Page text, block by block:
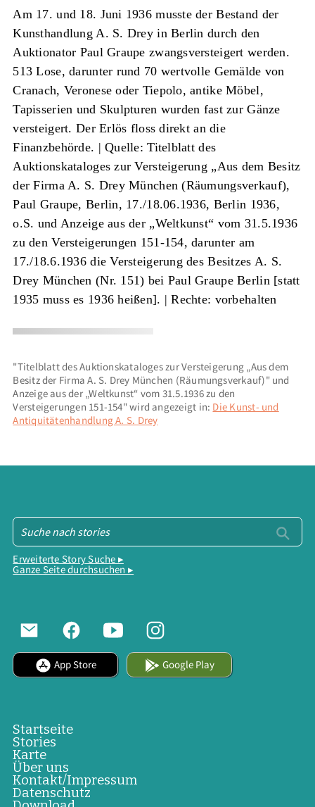
Am 17. und 18. Juni 1936 musste der Bestand der
Kunsthandlung A. S. Drey in Berlin durch den
Auktionator Paul Graupe zwangsversteigert werden.
513 Lose, darunter rund 70 wertvolle Gemälde von
Cranach, Veronese oder Tiepolo, antike Möbel,
Tapisserien und Skulpturen wurden fast zur Gänze
versteigert. Der Erlös floss direkt an die
Finanzbehörde. |Quelle: Titelblatt des
Auktionskataloges zur Versteigerung „Aus dem Besitz
der Firma A. S. Drey München (Räumungsverkauf),
Paul Graupe, Berlin, 17./18.06.1936, Berlin 1936,
o.S. und Anzeige aus der „Weltkunst“ vom 31.5.1936
zu den Versteigerungen 151-154, darunter am
17./18.6.1936 die Versteigerung des Besitzes A. S.
Drey München (Nr. 151) bei Paul Graupe Berlin [statt
1935 muss es 1936 heißen]. | Rechte: vorbehalten
"Titelblatt des Auktionskataloges zur Versteigerung „Aus dem
Besitz der Firma A. S. Drey München (Räumungsverkauf)" und
Anzeige aus der „Weltkunst“ vom 31.5.1936 zu den
Versteigerungen 151-154" wird angezeigt in: Die Kunst- und
Antiquitätenhandlung A. S. Drey
Erweiterte Story Suche ▸
Ganze Seite durchsuchen ▸
App Store Google Play
Startseite
Stories
Karte
Über uns
Kontakt/Impressum
Datenschutz